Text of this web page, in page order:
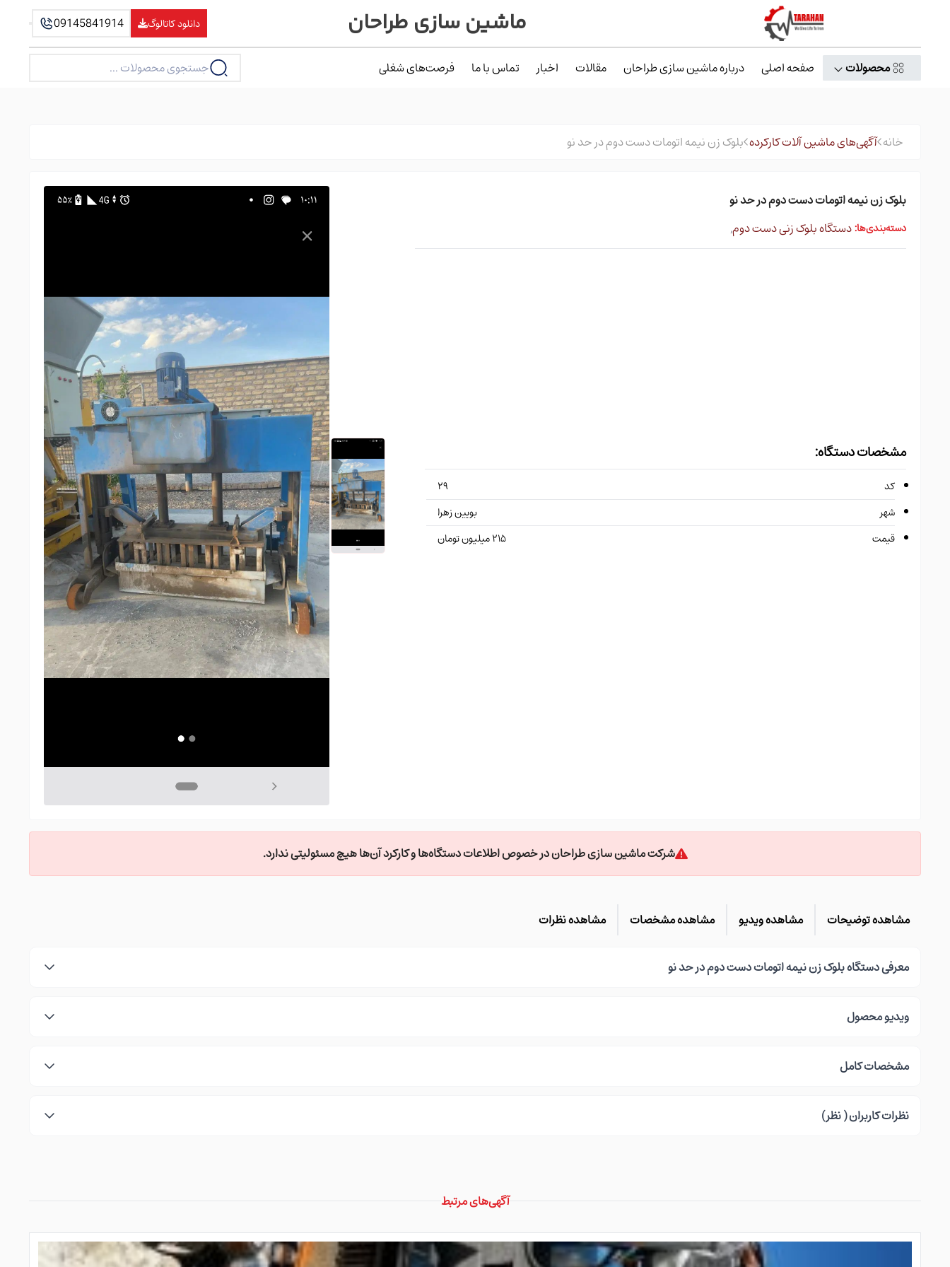
ماشین سازی طراحان دانلود کاتالوگ 09145841914
محصولات صفحه اصلی درباره ماشین سازی طراحان مقالات اخبار تماس با ما فرصت‌های شغلی
خانه آگهی‌های ماشین آلات کارکرده بلوک زن نیمه اتومات دست دوم در حد نو
بلوک زن نیمه اتومات دست دوم در حد نو
دسته‌بندی‌ها:دستگاه بلوک زنی دست دوم,
مشخصات دستگاه:
کد
۲۹
شهر
بویین زهرا
قیمت
۲۱۵ میلیون تومان
شرکت ماشین سازی طراحان در خصوص اطلاعات دستگاه‌ها و کارکرد آن‌ها هیچ مسئولیتی ندارد.
مشاهده توضیحات مشاهده ویدیو مشاهده مشخصات مشاهده نظرات
معرفی دستگاه بلوک زن نیمه اتومات دست دوم در حد نو
ویدیو محصول
مشخصات کامل
نظرات کاربران ( نظر)
آگهی‌های مرتبط